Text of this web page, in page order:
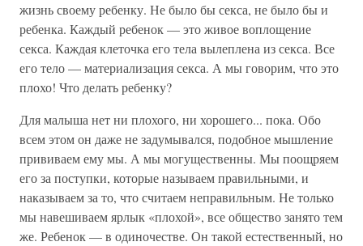
жизнь своему ребенку. Не было бы секса, не было бы и
ребенка. Каждый ребенок — это живое воплощение
секса. Каждая клеточка его тела вылеплена из секса. Все
его тело — материализация секса. А мы говорим, что это
плохо! Что делать ребенку?
Для малыша нет ни плохого, ни хорошего... пока. Обо
всем этом он даже не задумывался, подобное мышление
прививаем ему мы. А мы могущественны. Мы поощряем
его за поступки, которые называем правильными, и
наказываем за то, что считаем неправильным. Не только
мы навешиваем ярлык «плохой», все общество занято тем
же. Ребенок — в одиночестве. Он такой естественный, но